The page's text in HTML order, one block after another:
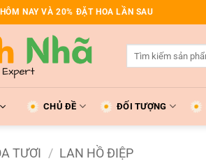
NAY VÀ 20% ĐẶT HOA LẦN SAU
CHỦ ĐỀ ĐỐI TƯỢNG
TƯƠI / LAN HỒ ĐIỆP